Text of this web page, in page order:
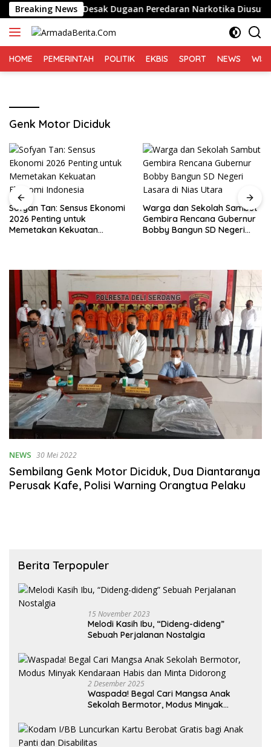
Langsung
ke
konten
Breaking News
di Medan, Desak Dugaan Peredaran Narkotika Diusut
HOME PEMERINTAH POLITIK EKBIS SPORT NEWS
Genk Motor Diciduk
Sofyan Tan: Sensus Ekonomi
2026 Penting untuk
Memetakan Kekuatan
Warga dan Sekolah Sambut
Gembira Rencana Gubernur
Bobby Bangun SD Negeri
NEWS 30 Mei 2022
Sembilang Genk Motor Diciduk, Dua Diantaranya
Perusak Kafe, Polisi Warning Orangtua Pelaku
Berita Terpopuler
15 November 2023
Melodi Kasih Ibu, “Dideng-dideng”
Sebuah Perjalanan Nostalgia
2 Desember 2025
Waspada! Begal Cari Mangsa Anak
Sekolah Bermotor, Modus Minyak